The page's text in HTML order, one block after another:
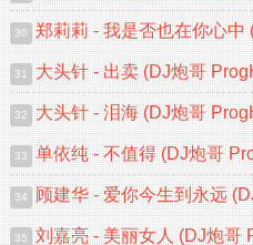
30
31
32
33
34
35